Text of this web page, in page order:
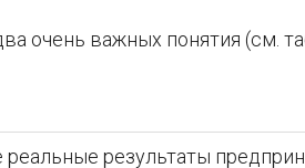
очень важных понятия (см.
результаты